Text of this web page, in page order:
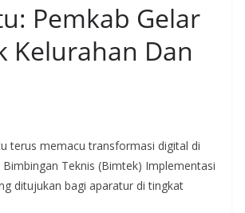
Pemkab Gelar
Kelurahan Dan
terus memacu transformasi digital di
Teknis (Bimtek) Implementasi
ditujukan bagi aparatur di tingkat